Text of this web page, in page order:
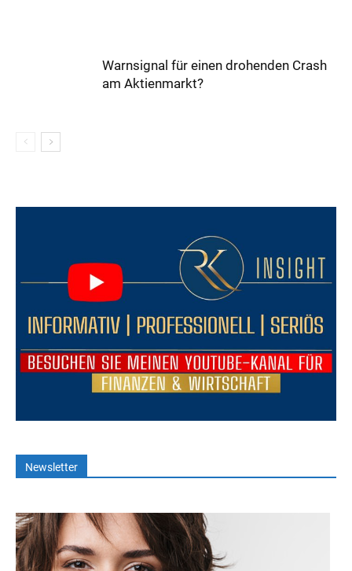
Warnsignal für einen drohenden Crash
am Aktienmarkt?
Newsletter